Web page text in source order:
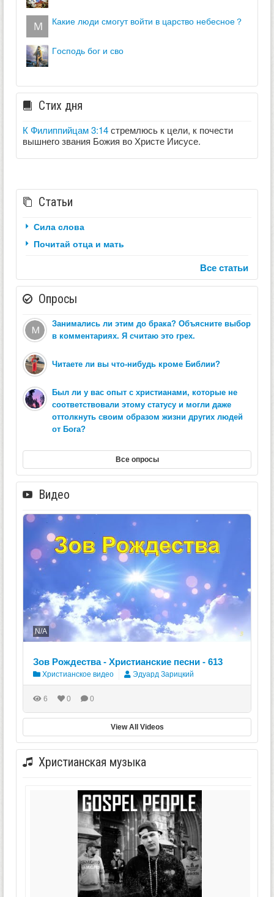
какие люди смогут войти в царство небесное？
господь бог и сво
Стих дня
К Филиппийцам 3:14стремлюсь к цели, к почести
вышнего звания Божия во Христе Иисусе.
Статьи
Сила слова
Почитай отца и мать
Все статьи
Опросы
Занимались ли этим до брака? Объясните выбор
в комментариях. Я считаю это грех.
Читаете ли вы что-нибудь кроме Библии?
Был ли у вас опыт с христианами, которые не
соответствовали этому статусу и могли даже
оттолкнуть своим образом жизни других людей
от Бога?
Все опросы
Видео
N/A
Зов Рождества - Христианские песни - 613
Христианское видео Эдуард Зарицкий
6 0 0
View All Videos
Христианская музыка